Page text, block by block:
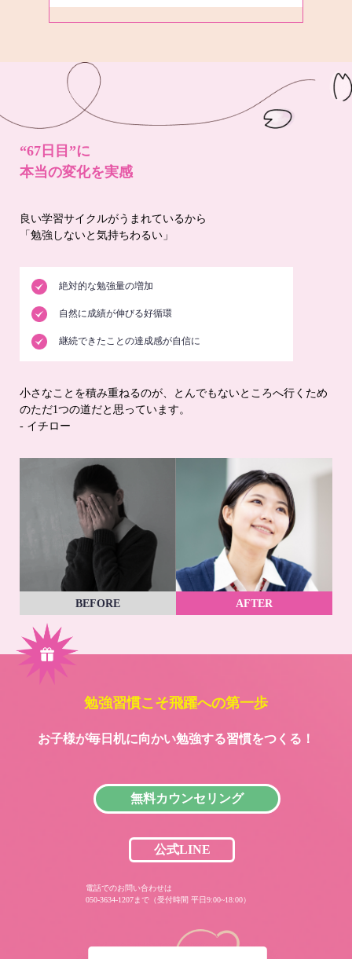
“67日目”に
本当の変化を実感
良い学習サイクルがうまれているから
「勉強しないと気持ちわるい」
絶対的な勉強量の増加
自然に成績が伸びる好循環
継続できたことの達成感が自信に
小さなことを積み重ねるのが、とんでもないところへ行くため
のただ1つの道だと思っています。
- イチロー
BEFORE AFTER
勉強習慣こそ飛躍への第一歩
お子様が毎日机に向かい勉強する習慣をつくる！
無料カウンセリング
公式LINE
電話でのお問い合わせは
050-3634-1207まで（受付時間 平日9:00~18:00）